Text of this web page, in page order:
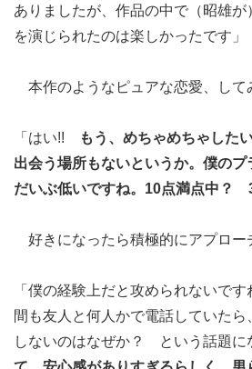
ありましたが、作品の中で（昭雄
を演じられたのは楽しかったです」
本作のようなピュアな恋愛、して
「はい!!
もう、めちゃめちゃした
出会う場所もないというか。僕の
だいぶ低いですね。10点満点中？
好きになったら積極的にアプロー
「僕の経験上だと攻められないで
間も友人と何人かで電話していた
しないのはなぜか？ という話題に